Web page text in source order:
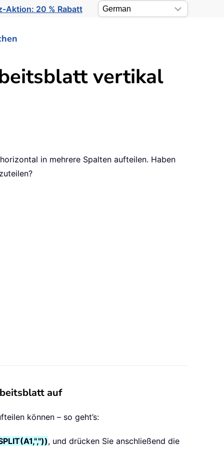
Aktion: 20 % Rabatt
vertikal
in mehrere Spalten aufteilen. Haben
auf
können – so geht’s:
, und drücken Sie anschließend die